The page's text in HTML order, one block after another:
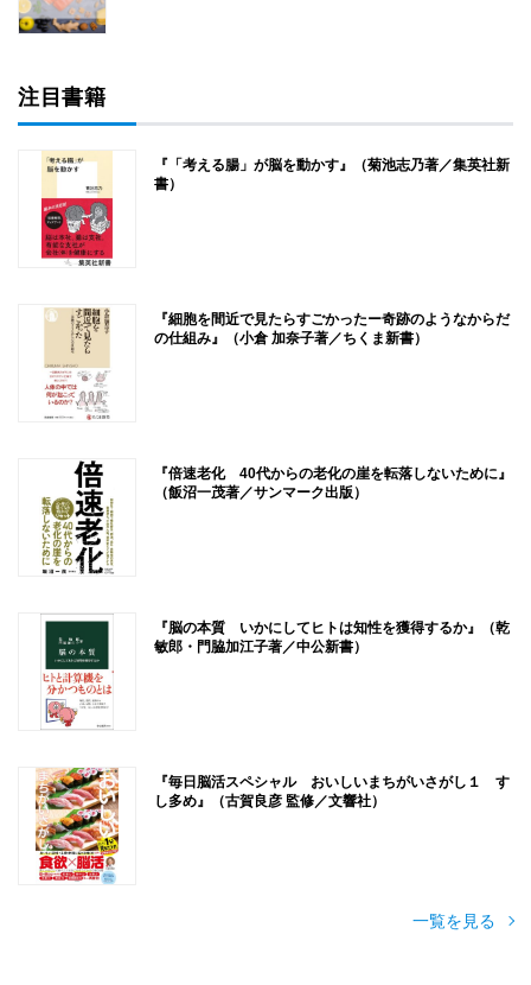
注目書籍
『「考える腸」が脳を動かす』（菊池志乃著／集英社新
書）
『細胞を間近で見たらすごかったー奇跡のようなからだ
の仕組み』（小倉 加奈子著／ちくま新書）
『倍速老化 40代からの老化の崖を転落しないために』
（飯沼一茂著／サンマーク出版）
『脳の本質 いかにしてヒトは知性を獲得するか』（乾
敏郎・門脇加江子著／中公新書）
『毎日脳活スペシャル おいしいまちがいさがし１ す
し多め』（古賀良彦 監修／文響社）
一覧を見る